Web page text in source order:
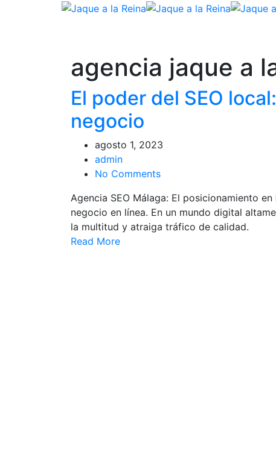
agencia jaque a
El poder del SEO
negocio
agosto 1, 2023
admin
No Comments
Agencia SEO Málaga: El posicionamiento
negocio en línea. En un mundo digital
la multitud y atraiga tráfico de calidad.
Read More